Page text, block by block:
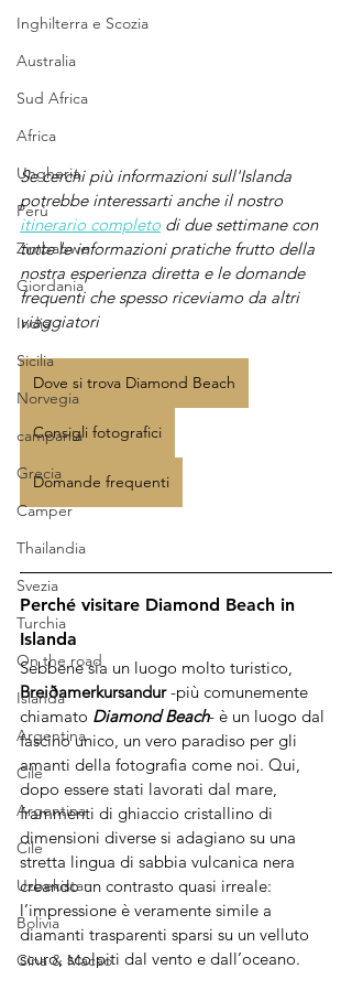
Inghilterra e Scozia
Australia
Sud Africa
Africa
Ungheria
Perù
Zimbabwe
Giordania
India
Sicilia
Norvegia
campania
Grecia
Camper
Thailandia
Svezia
Turchia
On the road
Islanda
Argentina
Cile
Argentina
Cile
Uzbekistan
Bolivia
Cina & Macao
Se cerchi più informazioni sull'Islanda
potrebbe interessarti anche il nostro
itinerario completo di due settimane con
tutte le informazioni pratiche frutto della
nostra esperienza diretta e le domande
frequenti che spesso riceviamo da altri
viaggiatori
Dove si trova Diamond Beach
Consigli fotografici
Domande frequenti
Perché visitare Diamond Beach in
Islanda
Sebbene sia un luogo molto turistico,
Breiðamerkursandur -più comunemente
chiamato Diamond Beach- è un luogo dal
fascino unico, un vero paradiso per gli
amanti della fotografia come noi. Qui,
dopo essere stati lavorati dal mare,
frammenti di ghiaccio cristallino di
dimensioni diverse si adagiano su una
stretta lingua di sabbia vulcanica nera
creando un contrasto quasi irreale:
l’impressione è veramente simile a
diamanti trasparenti sparsi su un velluto
scuro, scolpiti dal vento e dall’oceano.